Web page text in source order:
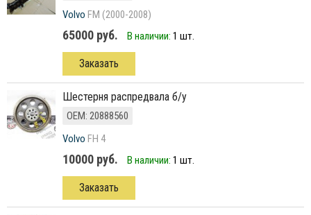
Volvo FM (2000-2008)
65000 руб. В наличии: 1 шт.
Заказать
Шестерня распредвала б/у
ОЕМ: 20888560
Volvo FH 4
10000 руб. В наличии: 1 шт.
Заказать